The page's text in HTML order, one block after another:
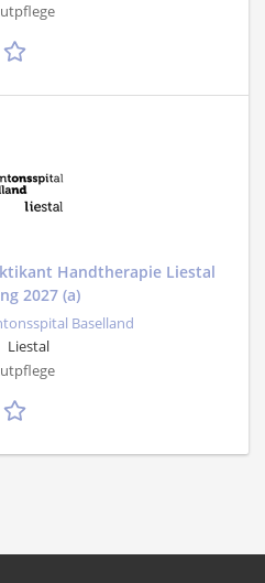
Handtherapie Liestal
2027 (a)
Baselland
Liestal